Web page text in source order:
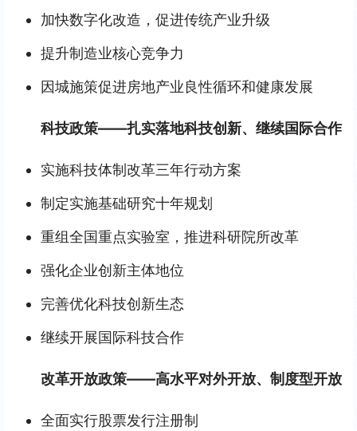
加快数字化改造，促进传统产业升级
提升制造业核心竞争力
因城施策促进房地产业良性循环和健康发展
科技政策——扎实落地科技创新、继续国际合作
实施科技体制改革三年行动方案
制定实施基础研究十年规划
重组全国重点实验室，推进科研院所改革
强化企业创新主体地位
完善优化科技创新生态
继续开展国际科技合作
改革开放政策——高水平对外开放、制度型开放
全面实行股票发行注册制